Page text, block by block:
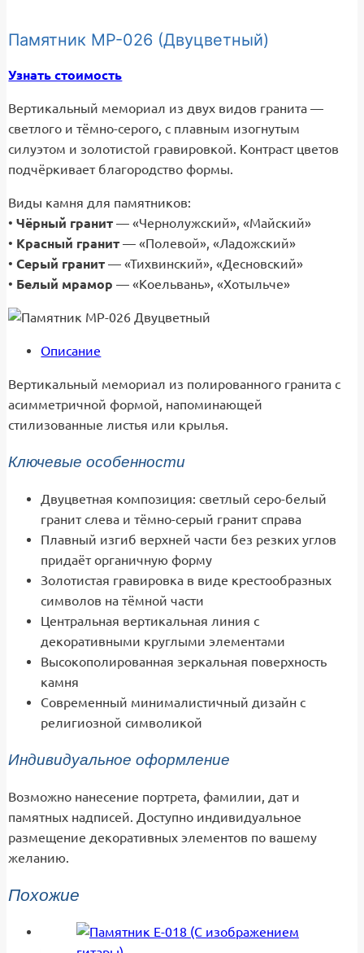
Памятник МР-026 (Двуцветный)
Узнать стоимость
Вертикальный мемориал из двух видов гранита —
светлого и тёмно-серого, с плавным изогнутым
силуэтом и золотистой гравировкой. Контраст цветов
подчёркивает благородство формы.
Виды камня для памятников:
•Чёрный гранит — «Чернолужский», «Майский»
• Красный гранит — «Полевой», «Ладожский»
•Серый гранит — «Тихвинский», «Десновский»
• Белый мрамор — «Коельвань», «Хотыльче»
Описание
Вертикальный мемориал из полированного гранита с
асимметричной формой, напоминающей
стилизованные листья или крылья.
Ключевые особенности
Двуцветная композиция: светлый серо-белый
гранит слева и тёмно-серый гранит справа
Плавный изгиб верхней части без резких углов
придаёт органичную форму
Золотистая гравировка в виде крестообразных
символов на тёмной части
Центральная вертикальная линия с
декоративными круглыми элементами
Высокополированная зеркальная поверхность
камня
Современный минималистичный дизайн с
религиозной символикой
Индивидуальное оформление
Возможно нанесение портрета, фамилии, дат и
памятных надписей. Доступно индивидуальное
размещение декоративных элементов по вашему
желанию.
Похожие